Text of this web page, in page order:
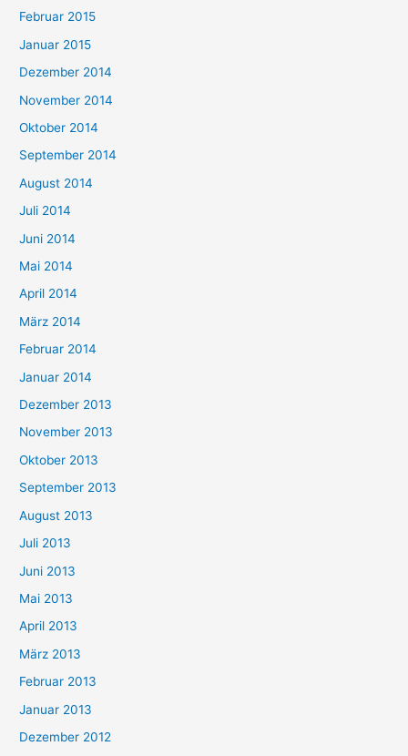
Februar 2015
Januar 2015
Dezember 2014
November 2014
Oktober 2014
September 2014
August 2014
Juli 2014
Juni 2014
Mai 2014
April 2014
März 2014
Februar 2014
Januar 2014
Dezember 2013
November 2013
Oktober 2013
September 2013
August 2013
Juli 2013
Juni 2013
Mai 2013
April 2013
März 2013
Februar 2013
Januar 2013
Dezember 2012